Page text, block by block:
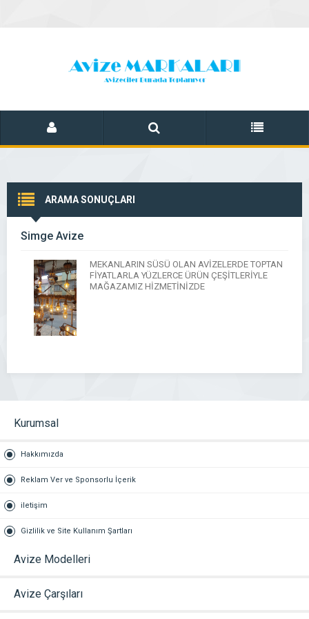
ARAMA SONUÇLARI
Simge Avize
MEKANLARIN SÜSÜ OLAN AVİZELERDE TOPTAN
FİYATLARLA YÜZLERCE ÜRÜN ÇEŞİTLERİYLE
MAĞAZAMIZ HİZMETİNİZDE
Kurumsal
Hakkımızda
Reklam Ver ve Sponsorlu İçerik
iletişim
Gizlilik ve Site Kullanım Şartları
Avize Modelleri
Avize Çarşıları